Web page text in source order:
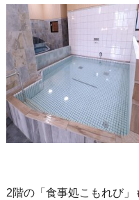
2階の「食事処こもれび